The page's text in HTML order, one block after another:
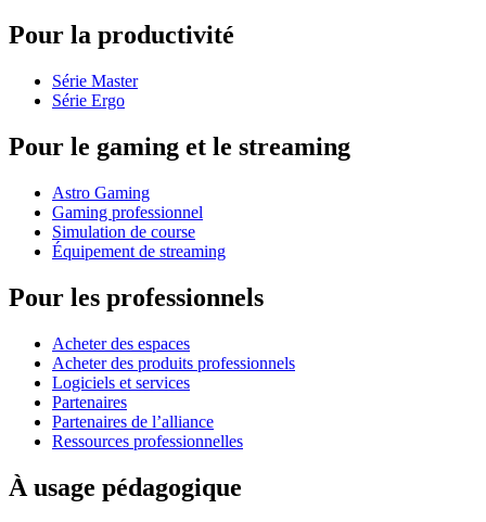
Pour la productivité
Série Master
Série Ergo
Pour le gaming et le streaming
Astro Gaming
Gaming professionnel
Simulation de course
Équipement de streaming
Pour les professionnels
Acheter des espaces
Acheter des produits professionnels
Logiciels et services
Partenaires
Partenaires de l’alliance
Ressources professionnelles
À usage pédagogique